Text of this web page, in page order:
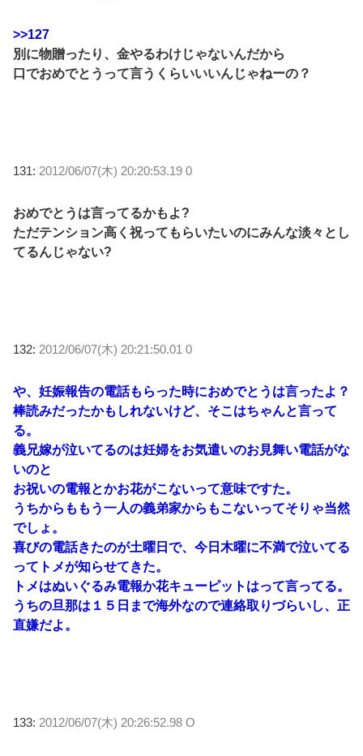
>>127
別に物贈ったり、金やるわけじゃないんだから
口でおめでとうって言うくらいいいんじゃねーの？
131: 2012/06/07(木) 20:20:53.19 0
おめでとうは言ってるかもよ?
ただテンション高く祝ってもらいたいのにみんな淡々とし
てるんじゃない?
132: 2012/06/07(木) 20:21:50.01 0
や、妊娠報告の電話もらった時におめでとうは言ったよ？
棒読みだったかもしれないけど、そこはちゃんと言って
る。
義兄嫁が泣いてるのは妊婦をお気遣いのお見舞い電話がな
いのと
お祝いの電報とかお花がこないって意味ですた。
うちからももう一人の義弟家からもこないってそりゃ当然
でしょ。
喜びの電話きたのが土曜日で、今日木曜に不満で泣いてる
ってトメが知らせてきた。
トメはぬいぐるみ電報か花キューピットはって言ってる。
うちの旦那は１５日まで海外なので連絡取りづらいし、正
直嫌だよ。
133: 2012/06/07(木) 20:26:52.98 O